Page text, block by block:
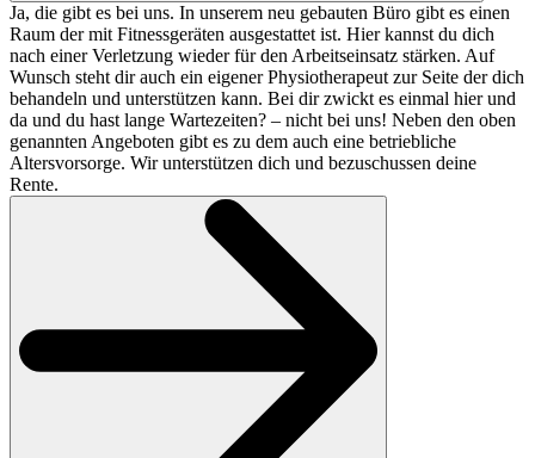
Ja, die gibt es bei uns. In unserem neu gebauten Büro gibt es einen
Raum der mit Fitnessgeräten ausgestattet ist. Hier kannst du dich
nach einer Verletzung wieder für den Arbeitseinsatz stärken. Auf
Wunsch steht dir auch ein eigener Physiotherapeut zur Seite der dich
behandeln und unterstützen kann. Bei dir zwickt es einmal hier und
da und du hast lange Wartezeiten? – nicht bei uns! Neben den oben
genannten Angeboten gibt es zu dem auch eine betriebliche
Altersvorsorge. Wir unterstützen dich und bezuschussen deine
Rente.